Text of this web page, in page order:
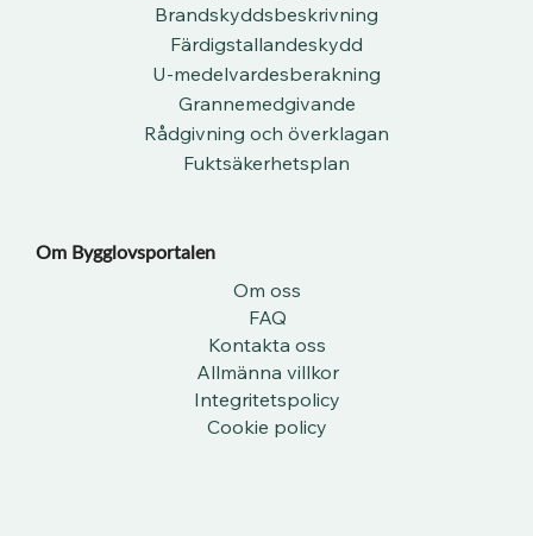
Om Bygglovsportalen​
Om oss
FAQ
Kontakta oss
Allmänna villkor
Integritetspolicy
Cookie policy
Brandskyddsbeskrivning
Färdigstallandeskydd
U-medelvardesberakning
Grannemedgivande
Rådgivning och överklagan
Fuktsäkerhetsplan